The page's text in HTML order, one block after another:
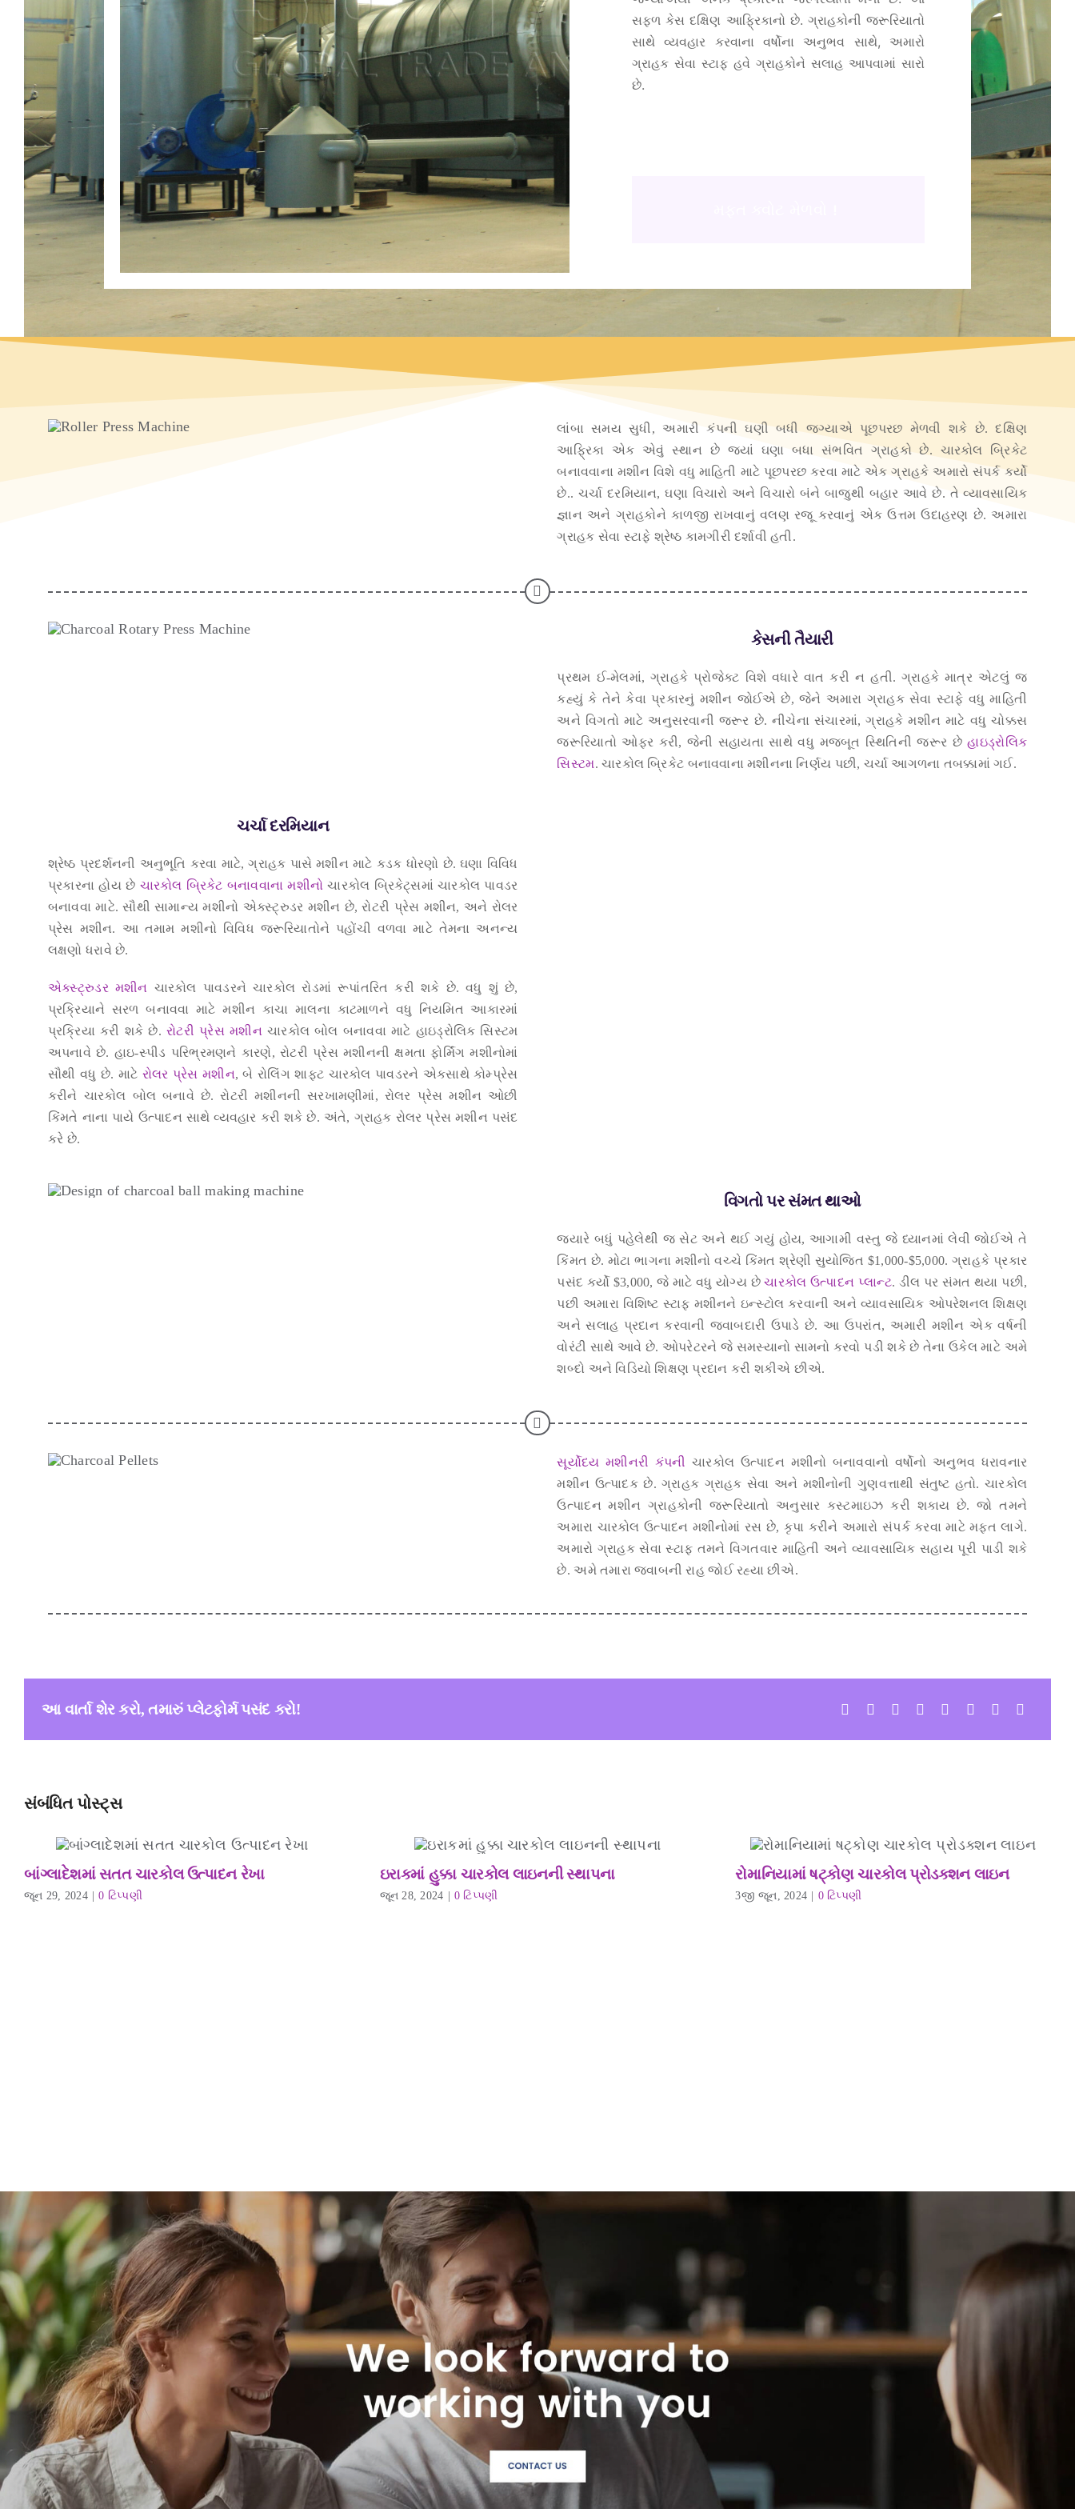
સફળ કેસ દક્ષિણ આફ્રિકાનો છે. ગ્રાહકોની જરૂરિયાતો
સાથે વ્યવહાર કરવાના વર્ષોના અનુભવ સાથે, અમારો
ગ્રાહક સેવા સ્ટાફ હવે ગ્રાહકોને સલાહ આપવામાં સારો
છે.
લાંબા સમય સુધી, અમારી કંપની ઘણી બધી જગ્યાએ પૂછપરછ મેળવી શકે છે. દક્ષિણ
આફ્રિકા એક એવું સ્થાન છે જ્યાં ઘણા બધા સંભવિત ગ્રાહકો છે. ચારકોલ બ્રિકેટ
બનાવવાના મશીન વિશે વધુ માહિતી માટે પૂછપરછ કરવા માટે એક ગ્રાહકે અમારો સંપર્ક કર્યો
છે.. ચર્ચા દરમિયાન, ઘણા વિચારો અને વિચારો બંને બાજુથી બહાર આવે છે. તે વ્યાવસાયિક
જ્ઞાન અને ગ્રાહકોને કાળજી રાખવાનું વલણ રજૂ કરવાનું એક ઉત્તમ ઉદાહરણ છે. અમારા
ગ્રાહક સેવા સ્ટાફે શ્રેષ્ઠ કામગીરી દર્શાવી હતી.
કેસની તૈયારી
પ્રથમ ઈ-મેલમાં, ગ્રાહકે પ્રોજેક્ટ વિશે વધારે વાત કરી ન હતી. ગ્રાહકે માત્ર એટલું જ
કહ્યું કે તેને કેવા પ્રકારનું મશીન જોઈએ છે, જેને અમારા ગ્રાહક સેવા સ્ટાફે વધુ માહિતી
અને વિગતો માટે અનુસરવાની જરૂર છે. નીચેના સંચારમાં, ગ્રાહકે મશીન માટે વધુ ચોક્કસ
જરૂરિયાતો ઓફર કરી, જેની સહાયતા સાથે વધુ મજબૂત સ્થિતિની જરૂર છેહાઇડ્રોલિક
સિસ્ટમ. ચારકોલ બ્રિકેટ બનાવવાના મશીનના નિર્ણય પછી, ચર્ચા આગળના તબક્કામાં ગઈ.
ચર્ચા દરમિયાન
શ્રેષ્ઠ પ્રદર્શનની અનુભૂતિ કરવા માટે, ગ્રાહક પાસે મશીન માટે કડક ધોરણો છે. ઘણા વિવિધ
પ્રકારના હોય છે ચારકોલ બ્રિકેટ બનાવવાના મશીનો ચારકોલ બ્રિકેટ્સમાં ચારકોલ પાવડર
બનાવવા માટે. સૌથી સામાન્ય મશીનો એક્સ્ટ્રુડર મશીન છે, રોટરી પ્રેસ મશીન, અને રોલર
પ્રેસ મશીન. આ તમામ મશીનો વિવિધ જરૂરિયાતોને પહોંચી વળવા માટે તેમના અનન્ય
લક્ષણો ધરાવે છે.
એક્સ્ટ્રુડર મશીન ચારકોલ પાવડરને ચારકોલ રોડમાં રૂપાંતરિત કરી શકે છે. વધુ શું છે,
પ્રક્રિયાને સરળ બનાવવા માટે મશીન કાચા માલના કાટમાળને વધુ નિયમિત આકારમાં
પ્રક્રિયા કરી શકે છે.રોટરી પ્રેસ મશીન ચારકોલ બોલ બનાવવા માટે હાઇડ્રોલિક સિસ્ટમ
અપનાવે છે. હાઇ-સ્પીડ પરિભ્રમણને કારણે, રોટરી પ્રેસ મશીનની ક્ષમતા ફોર્મિંગ મશીનોમાં
સૌથી વધુ છે. માટે રોલર પ્રેસ મશીન, બે રોલિંગ શાફ્ટ ચારકોલ પાવડરને એકસાથે કોમ્પ્રેસ
કરીને ચારકોલ બોલ બનાવે છે. રોટરી મશીનની સરખામણીમાં, રોલર પ્રેસ મશીન ઓછી
કિંમતે નાના પાયે ઉત્પાદન સાથે વ્યવહાર કરી શકે છે. અંતે, ગ્રાહક રોલર પ્રેસ મશીન પસંદ
કરે છે.
વિગતો પર સંમત થાઓ
જ્યારે બધું પહેલેથી જ સેટ અને થઈ ગયું હોય, આગામી વસ્તુ જે ધ્યાનમાં લેવી જોઈએ તે
કિંમત છે. મોટા ભાગના મશીનો વચ્ચે કિંમત શ્રેણી સુયોજિત $1,000-$5,000. ગ્રાહકે પ્રકાર
પસંદ કર્યો $3,000, જે માટે વધુ યોગ્ય છેચારકોલ ઉત્પાદન પ્લાન્ટ. ડીલ પર સંમત થયા પછી,
પછી અમારા વિશિષ્ટ સ્ટાફ મશીનને ઇન્સ્ટોલ કરવાની અને વ્યાવસાયિક ઓપરેશનલ શિક્ષણ
અને સલાહ પ્રદાન કરવાની જવાબદારી ઉપાડે છે. આ ઉપરાંત, અમારી મશીન એક વર્ષની
વોરંટી સાથે આવે છે. ઓપરેટરને જે સમસ્યાનો સામનો કરવો પડી શકે છે તેના ઉકેલ માટે અમે
શબ્દો અને વિડિયો શિક્ષણ પ્રદાન કરી શકીએ છીએ.
સૂર્યોદય મશીનરી કંપની ચારકોલ ઉત્પાદન મશીનો બનાવવાનો વર્ષોનો અનુભવ ધરાવનાર
મશીન ઉત્પાદક છે. ગ્રાહક ગ્રાહક સેવા અને મશીનોની ગુણવત્તાથી સંતુષ્ટ હતો. ચારકોલ
ઉત્પાદન મશીન ગ્રાહકોની જરૂરિયાતો અનુસાર કસ્ટમાઇઝ કરી શકાય છે. જો તમને
અમારા ચારકોલ ઉત્પાદન મશીનોમાં રસ છે, કૃપા કરીને અમારો સંપર્ક કરવા માટે મફત લાગે.
અમારો ગ્રાહક સેવા સ્ટાફ તમને વિગતવાર માહિતી અને વ્યાવસાયિક સહાય પૂરી પાડી શકે
છે. અમે તમારા જવાબની રાહ જોઈ રહ્યા છીએ.
આ વાર્તા શેર કરો, તમારું પ્લેટફોર્મ પસંદ કરો!
સંબંધિત પોસ્ટ્સ
બાંગ્લાદેશમાં સતત ચારકોલ ઉત્પાદન રેખા
જૂન 29, 2024 0 ટિપ્પણી
ઇરાકમાં હુક્કા ચારકોલ લાઇનની સ્થાપના
જૂન 28, 2024 0 ટિપ્પણી
રોમાનિયામાં ષટ્કોણ ચારકોલ પ્રોડક્શન લાઇન
3જી જૂન, 2024 0 ટિપ્પણી